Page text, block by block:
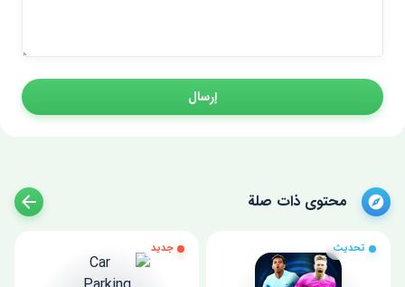
إرسال
محتوى ذات صلة
تحديث جديد